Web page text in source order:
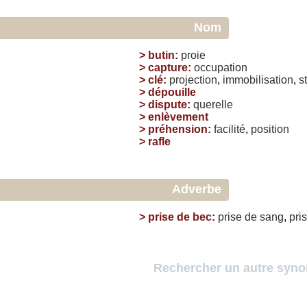
Nom
> butin: proie
> capture: occupation
> clé: projection, immobilisation,
> dépouille
> dispute: querelle
> enlèvement
> préhension: facilité, position
> rafle
Adverbe
> prise de bec: prise de sang,
Rechercher un autre